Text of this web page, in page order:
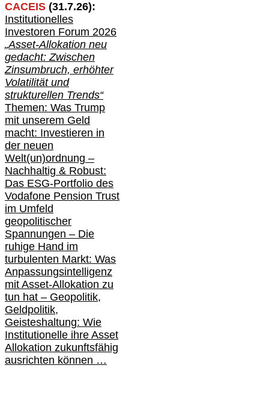
CACEIS (31.7.26):
Institutionelles
Investoren Forum 2026
„Asset-Allokation neu
gedacht: Zwischen
Zinsumbruch, erhöhter
Volatilität und
strukturellen Trends“
Themen: Was Trump
mit unserem Geld
macht: Investieren in
der neuen
Welt(un)ordnung –
Nachhaltig & Robust:
Das ESG-Portfolio des
Vodafone Pension Trust
im Umfeld
geopolitischer
Spannungen – Die
ruhige Hand im
turbulenten Markt: Was
Anpassungsintelligenz
mit Asset-Allokation zu
tun hat – Geopolitik,
Geldpolitik,
Geisteshaltung: Wie
Institutionelle ihre Asset
Allokation zukunftsfähig
ausrichten können …